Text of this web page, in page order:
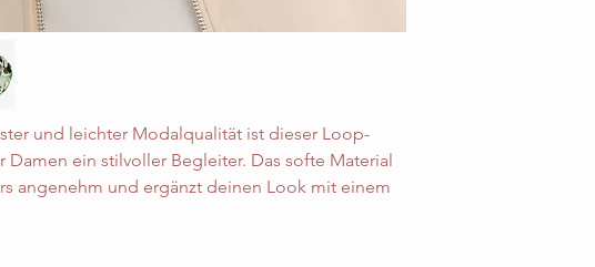
und leichter Modalqualität ist dieser Loop-
Damen ein stilvoller Begleiter. Das softe Material
angenehm und ergänzt deinen Look mit einem